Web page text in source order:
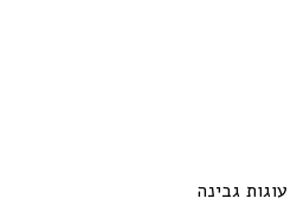
עוגות גבינה